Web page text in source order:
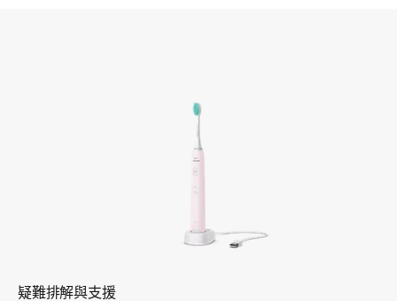
疑難排解與支援